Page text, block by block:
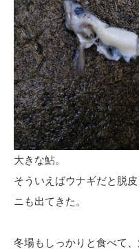
大きな鮎。
そういえばウナギだと脱
ニも出てきた。
冬場もしっかりと食べて、